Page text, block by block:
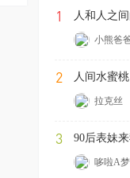
1 人和人之
小熊爸
2 人间水蜜
拉克丝
3 90后表妹
哆啦A梦